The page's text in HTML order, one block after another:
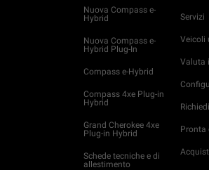
Nuova Compass e-
Hybrid
Nuova Compass e-
Hybrid Plug-In
Compass e-Hybrid
Compass 4xe Plug-in
Hybrid
Grand Cherokee 4xe
Plug-in Hybrid
Schede tecniche e di
allestimento
Servizi
Veicoli
Valuta
Pronta